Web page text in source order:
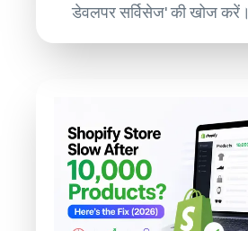
डेवलपर सर्विसेज' की खोज करें।